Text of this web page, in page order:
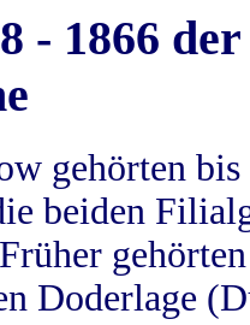
- 1866
gehörten
beiden
Doderlage